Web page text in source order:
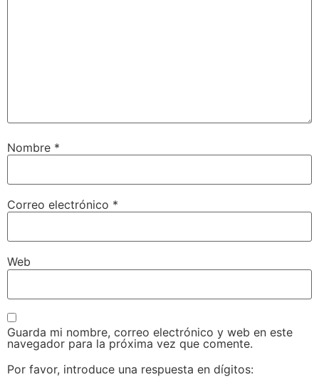
Nombre *
Correo electrónico *
Web
Guarda mi nombre, correo electrónico y web en este
navegador para la próxima vez que comente.
Por favor, introduce una respuesta en dígitos: